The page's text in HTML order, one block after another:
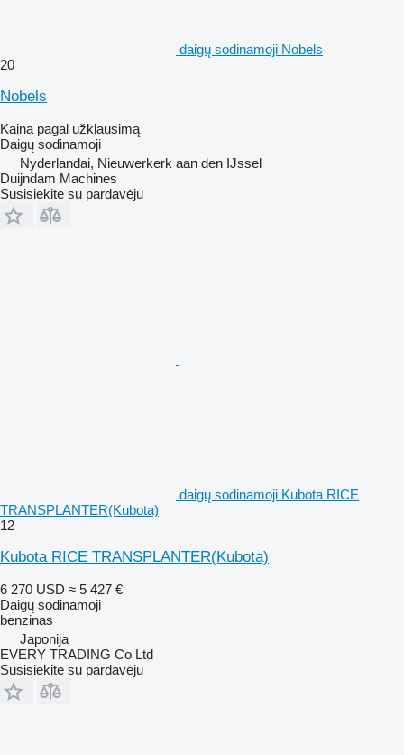
daigų sodinamoji Nobels
20
Nobels
Kaina pagal užklausimą
Daigų sodinamoji
Nyderlandai, Nieuwerkerk aan den IJssel
Duijndam Machines
Susisiekite su pardavėju
daigų sodinamoji Kubota RICE
TRANSPLANTER(Kubota)
12
Kubota RICE TRANSPLANTER(Kubota)
6 270 USD ≈ 5 427 €
Daigų sodinamoji
benzinas
Japonija
EVERY TRADING Co Ltd
Susisiekite su pardavėju